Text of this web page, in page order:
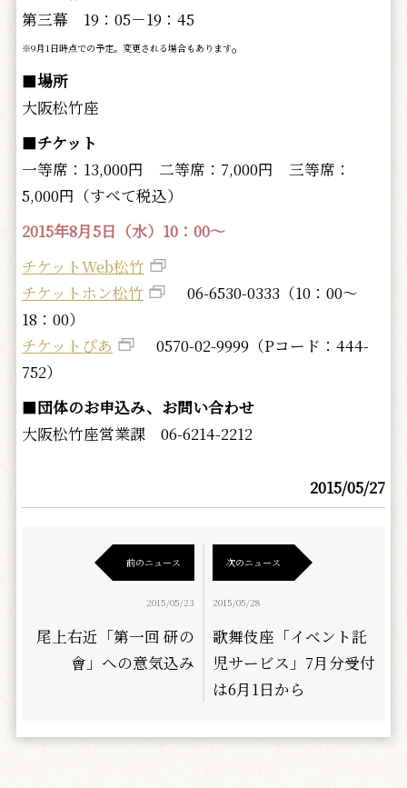
第三幕 19：05－19：45
※9月1日時点での予定。変更される場合もあります。
■場所
大阪松竹座
■チケット
一等席：13,000円 二等席：7,000円 三等席：
5,000円（すべて税込）
2015年8月5日（水）10：00～
チケットWeb松竹
チケットホン松竹
06-6530-0333（10：00～
18：00）
チケットぴあ
0570-02-9999（Pコード：444-
752）
■団体のお申込み、お問い合わせ
大阪松竹座営業課 06-6214-2212
2015/05/27
前のニュース
2015/05/23
尾上右近「第一回 研の
會」への意気込み
次のニュース
2015/05/28
歌舞伎座「イベント託
児サービス」7月分受付
は6月1日から